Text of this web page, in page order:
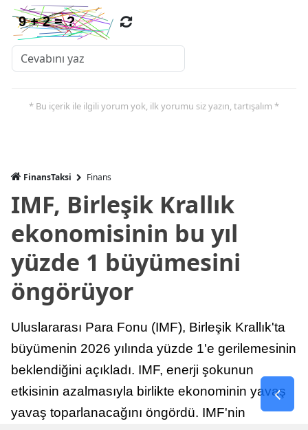
* Bu içerik ile ilgili yorum yok, ilk yorumu siz yazın, tartışalım *
FinansTaksi Finans
IMF, Birleşik Krallık
ekonomisinin bu yıl
yüzde 1 büyümesini
öngörüyor
Uluslararası Para Fonu (IMF), Birleşik Krallık'ta
büyümenin 2026 yılında yüzde 1'e gerilemesinin
beklendiğini açıkladı. IMF, enerji şokunun
etkisinin azalmasıyla birlikte ekonominin yavaş
yavaş toparlanacağını öngördü. IMF'nin